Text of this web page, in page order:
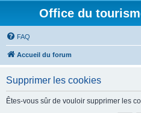
Office du
FAQ
Accueil du forum
Supprimer les cookies
Êtes-vous sûr de vouloir supprimer les